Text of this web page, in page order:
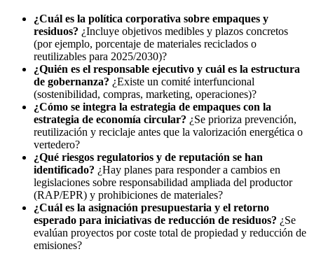
¿Cuál es la política corporativa sobre empaques y
residuos? ¿Incluye objetivos medibles y plazos concretos
(por ejemplo, porcentaje de materiales reciclados o
reutilizables para 2025/2030)?
¿Quién es el responsable ejecutivo y cuál es la estructura
de gobernanza? ¿Existe un comité interfuncional
(sostenibilidad, compras, marketing, operaciones)?
¿Cómo se integra la estrategia de empaques con la
estrategia de economía circular? ¿Se prioriza prevención,
reutilización y reciclaje antes que la valorización energética o
vertedero?
¿Qué riesgos regulatorios y de reputación se han
identificado? ¿Hay planes para responder a cambios en
legislaciones sobre responsabilidad ampliada del productor
(RAP/EPR) y prohibiciones de materiales?
¿Cuál es la asignación presupuestaria y el retorno
esperado para iniciativas de reducción de residuos? ¿Se
evalúan proyectos por coste total de propiedad y reducción de
emisiones?